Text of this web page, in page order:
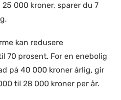
000 kroner, sparer du 7
kan redusere
70 prosent. For en enebolig
på 40 000 kroner årlig, gir
til 28 000 kroner per år.